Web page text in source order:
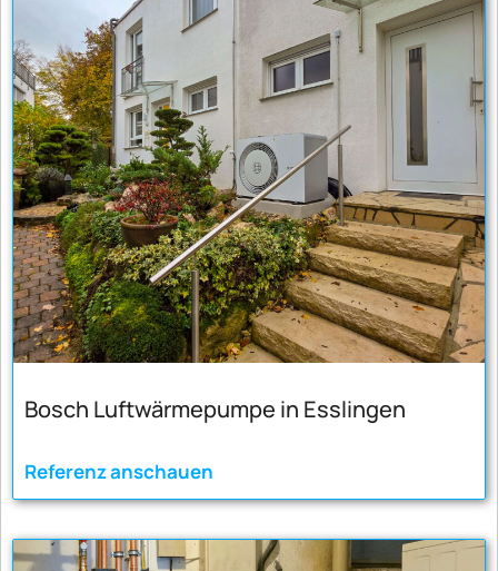
Bosch Luftwärmepumpe in Esslingen
Referenz anschauen